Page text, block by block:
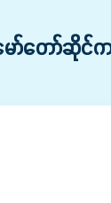
ော်ဆိုင်က